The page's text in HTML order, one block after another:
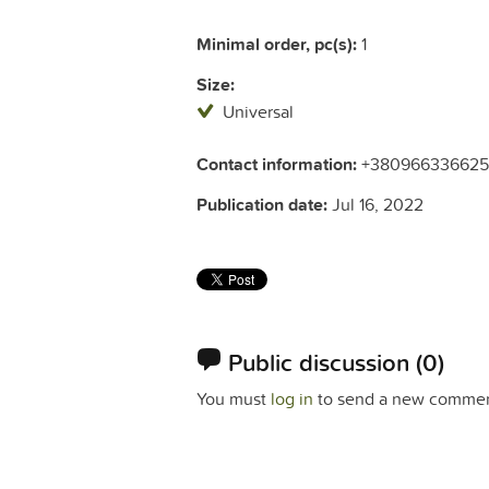
Minimal order, pc(s):1
Size:
Universal
Contact information:+380966336625
Publication date:Jul 16, 2022
Public discussion (0)
You must log in to send a new